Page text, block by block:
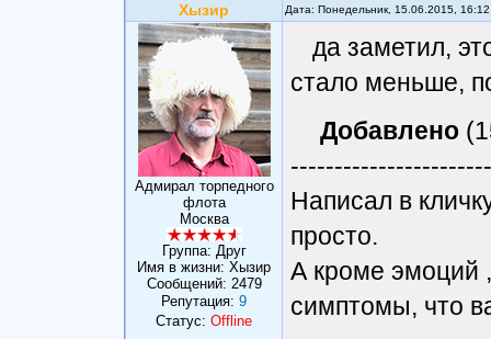
Хызир Дата: Понедельник, 15.06.2015,
Адмирал торпедного
флота
Москва
Группа: Друг
Имя в жизни: Хызир
Сообщений: 2479
Репутация: 9
Статус: Offline
да заметил,
стало меньше,
Добавлено
Написал в
просто.
А кроме эмоций
симптомы, что